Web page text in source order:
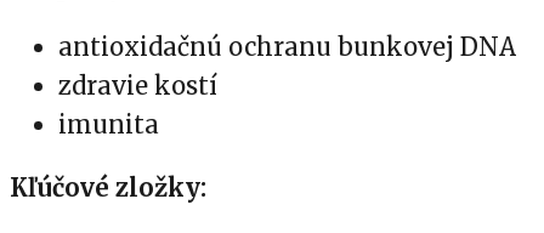
antioxidačnú ochranu bunkovej DNA
zdravie kostí
imunita
Kľúčové zložky: